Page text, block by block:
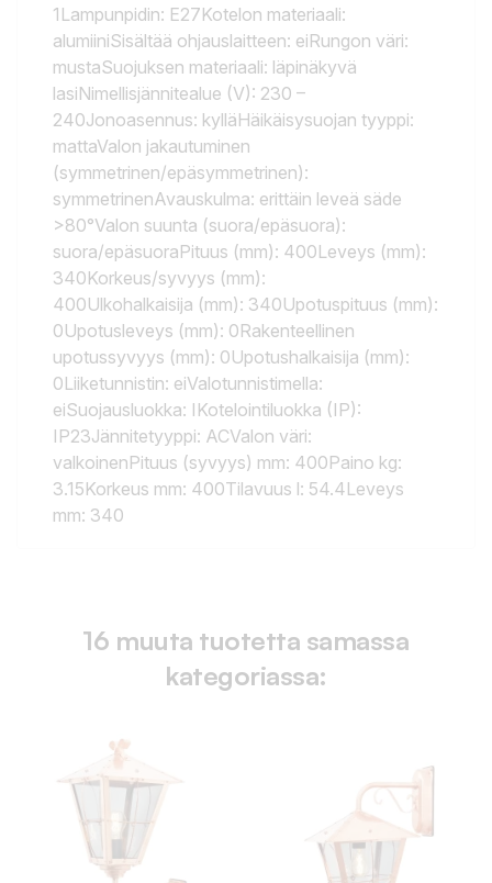
1Lampunpidin: E27Kotelon materiaali:
alumiiniSisältää ohjauslaitteen: eiRungon väri:
mustaSuojuksen materiaali: läpinäkyvä
lasiNimellisjännitealue (V): 230 –
240Jonoasennus: kylläHäikäisysuojan tyyppi:
mattaValon jakautuminen
(symmetrinen/epäsymmetrinen):
symmetrinenAvauskulma: erittäin leveä säde
>80°Valon suunta (suora/epäsuora):
suora/epäsuoraPituus (mm): 400Leveys (mm):
340Korkeus/syvyys (mm):
400Ulkohalkaisija (mm): 340Upotuspituus (mm):
0Upotusleveys (mm): 0Rakenteellinen
upotussyvyys (mm): 0Upotushalkaisija (mm):
0Liiketunnistin: eiValotunnistimella:
eiSuojausluokka: IKotelointiluokka (IP):
IP23Jännitetyyppi: ACValon väri:
valkoinenPituus (syvyys) mm: 400Paino kg:
3.15Korkeus mm: 400Tilavuus l: 54.4Leveys
mm: 340
16 muuta tuotetta samassa
kategoriassa: